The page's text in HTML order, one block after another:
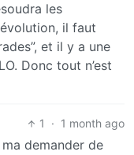
les
il faut
et il y a une
Donc tout n’est
1 · 1 month ago
demander de